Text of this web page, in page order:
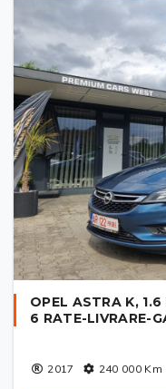
OPEL ASTRA K, 1.6
6 RATE-LIVRARE-
2017 240 000Km